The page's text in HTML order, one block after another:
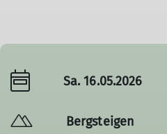
Sa. 16.05.2026
Bergsteigen